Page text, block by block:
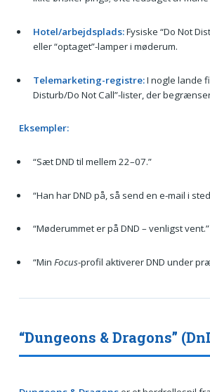
Hotel/arbejdsplads:Fysiske “Do Not
eller “optaget”-lamper i møderum.
Telemarketing-registre:I nogle lande
Disturb/Do Not Call”-lister, der
Eksempler:
“Sæt DND til mellem 22–07.”
“Han har DND på, så send en e-mail i
“Møderummet er på DND – venligst vent.”
“Min Focus-profil aktiverer DND under
“Dungeons & Dragons”